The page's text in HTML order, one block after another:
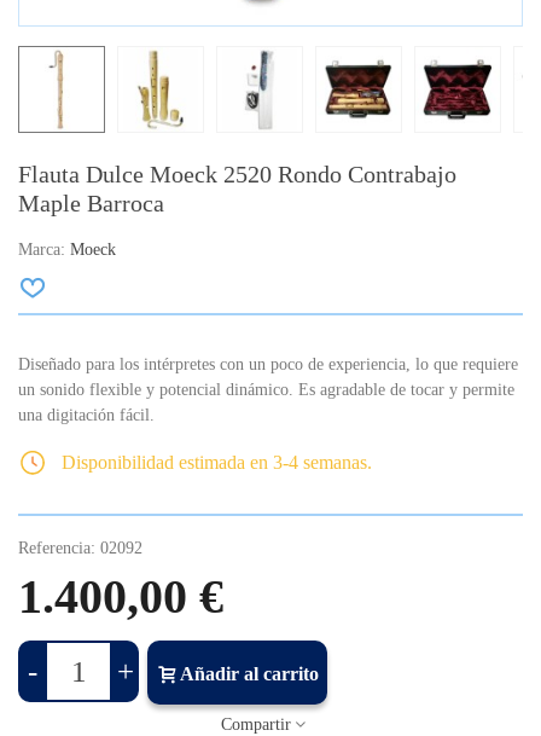
Flauta Dulce Moeck 2520 Rondo Contrabajo
Maple Barroca
Marca: Moeck
Diseñado para los intérpretes con un poco de experiencia, lo que requiere
un sonido flexible y potencial dinámico. Es agradable de tocar y permite
una digitación fácil.
Disponibilidad estimada en 3-4 semanas.
Referencia: 02092
1.400,00 €
- + Añadir al carrito
Compartir